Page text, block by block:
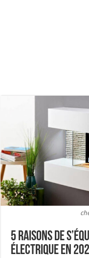
5 Raisons de
électrique en